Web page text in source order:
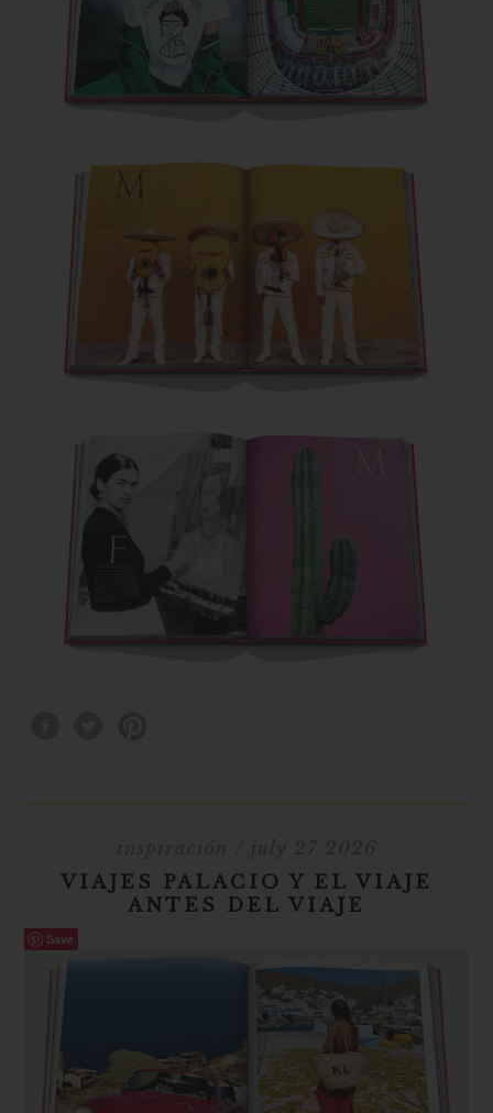
VIAJES PALACIO Y EL VIAJE
ANTES DEL VIAJE
Save